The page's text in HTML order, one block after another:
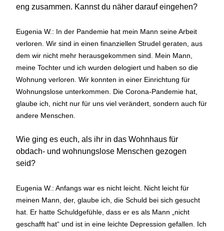
eng zusammen. Kannst du näher darauf eingehen?
Eugenia W.: In der Pandemie hat mein Mann seine Arbeit
verloren. Wir sind in einen finanziellen Strudel geraten, aus
dem wir nicht mehr herausgekommen sind. Mein Mann,
meine Tochter und ich wurden delogiert und haben so die
Wohnung verloren. Wir konnten in einer Einrichtung für
Wohnungslose unterkommen. Die Corona-Pandemie hat,
glaube ich, nicht nur für uns viel verändert, sondern auch für
andere Menschen.
Wie ging es euch, als ihr in das Wohnhaus für
obdach- und wohnungslose Menschen gezogen
seid?
Eugenia W.: Anfangs war es nicht leicht. Nicht leicht für
meinen Mann, der, glaube ich, die Schuld bei sich gesucht
hat. Er hatte Schuldgefühle, dass er es als Mann „nicht
geschafft hat“ und ist in eine leichte Depression gefallen. Ich